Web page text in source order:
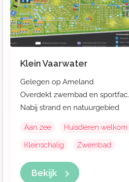
Klein Vaarwater
Gelegen op Ameland
Overdekt zwembad en sportfac.
Nabij strand en natuurgebied
Aan zee Huisdieren welkom
Kleinschalig
Zwembad
Bekijk